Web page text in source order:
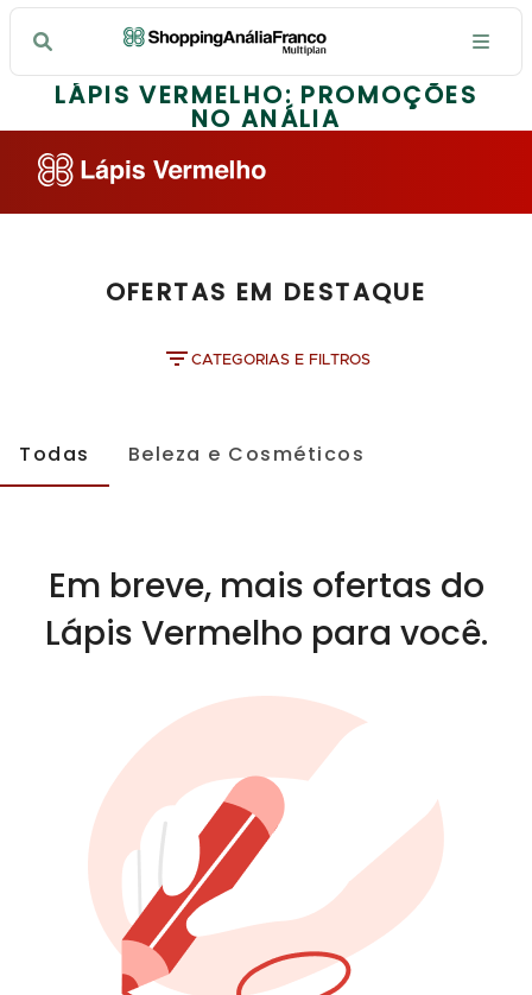
LÁPIS VERMELHO: PROMOÇÕES
NO ANÁLIA
OFERTAS EM DESTAQUE
CATEGORIAS E FILTROS
Todas Beleza e Cosméticos
Em breve, mais ofertas do
Lápis Vermelho para você.